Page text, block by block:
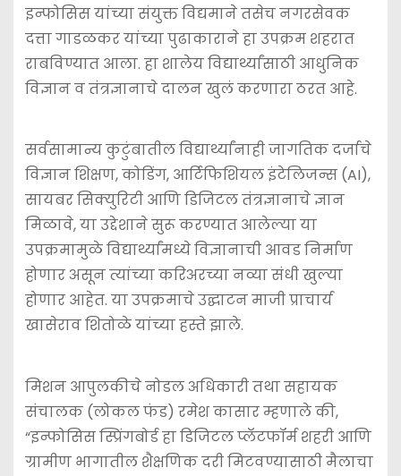
इन्फोसिस यांच्या संयुक्त विद्यमाने तसेच नगरसेवक
दत्ता गाडळकर यांच्या पुढाकाराने हा उपक्रम शहरात
राबविण्यात आला. हा शालेय विद्यार्थ्यांसाठी आधुनिक
विज्ञान व तंत्रज्ञानाचे दालन खुलं करणारा ठरत आहे.
सर्वसामान्य कुटुंबातील विद्यार्थ्यांनाही जागतिक दर्जाचे
विज्ञान शिक्षण, कोडिंग, आर्टिफिशियल इंटेलिजन्स (AI),
सायबर सिक्युरिटी आणि डिजिटल तंत्रज्ञानाचे ज्ञान
मिळावे, या उद्देशाने सुरू करण्यात आलेल्या या
उपक्रमामुळे विद्यार्थ्यांमध्ये विज्ञानाची आवड निर्माण
होणार असून त्यांच्या करिअरच्या नव्या संधी खुल्या
होणार आहेत. या उपक्रमाचे उद्घाटन माजी प्राचार्य
खासेराव शितोळे यांच्या हस्ते झाले.
मिशन आपुलकीचे नोडल अधिकारी तथा सहायक
संचालक (लोकल फंड) रमेश कासार म्हणाले की,
“इन्फोसिस स्प्रिंगबोर्ड हा डिजिटल प्लॅटफॉर्म शहरी आणि
ग्रामीण भागातील शैक्षणिक दरी मिटवण्यासाठी मैलाचा